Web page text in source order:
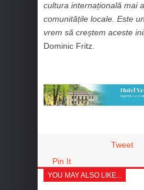
cultura internațională mai
comunitățile locale. Este
vrem să creștem aceste
Dominic Fritz.
Tweet
Pin It
YOU MAY ALSO LIKE...